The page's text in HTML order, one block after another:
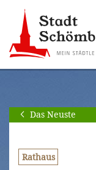
Hauptnavigation
springen
[Alt]+
Seiteninhalt
springen
[Alt]+
Das Neuste
Rathaus